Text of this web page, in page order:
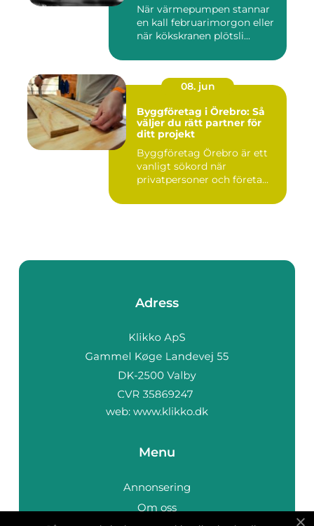
När värmepumpen stannar
en kall februarimorgon eller
när kökskranen plötsli...
08. jun
Byggföretag i Örebro: Så
väljer du rätt partner för
ditt projekt
Byggföretag Örebro är ett
vanligt sökord när
privatpersoner och företa...
Adress
web: www.klikko.dk
Menu
Annonsering
Om oss